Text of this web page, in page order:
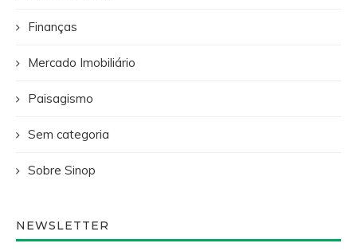
Finanças
Mercado Imobiliário
Paisagismo
Sem categoria
Sobre Sinop
NEWSLETTER